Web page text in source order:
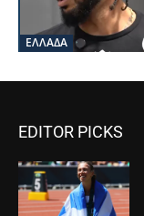
ΕΛΛΑΔΑ
EDITOR PICKS